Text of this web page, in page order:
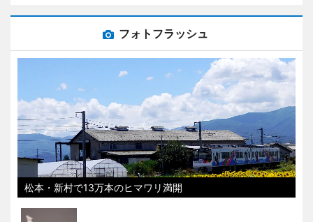
フォトフラッシュ
松本・新村で13万本のヒマワリ満開